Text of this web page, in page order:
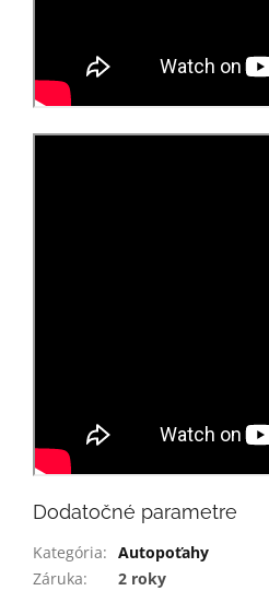
Dodatočné parametre
Kategória: Autopoťahy
Záruka:
2 roky